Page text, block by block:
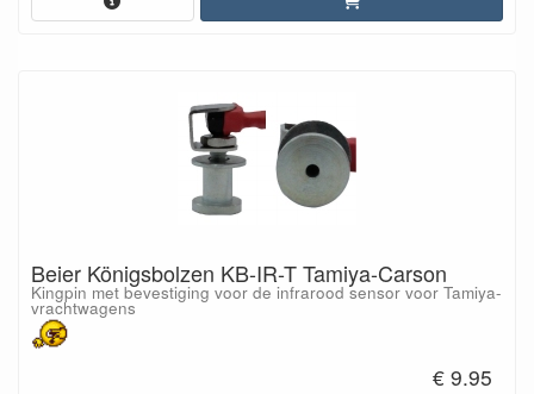
Beier Königsbolzen KB-IR-T Tamiya-Carson
Kingpin met bevestiging voor de infrarood sensor voor Tamiya-
vrachtwagens
€ 9.95